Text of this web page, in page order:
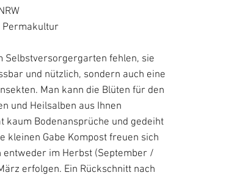
Permakultur
Selbstversorgergarten fehlen, sie
und nützlich, sondern auch eine
Man kann die Blüten für den
und Heilsalben aus Ihnen
kaum Bodenansprüche und gedeiht
kleinen Gabe Kompost freuen sich
entweder im Herbst (September /
erfolgen. Ein Rückschnitt nach